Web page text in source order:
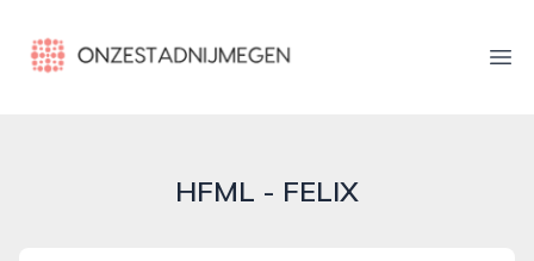
onzestadnijmegen.nl
HFML - FELIX